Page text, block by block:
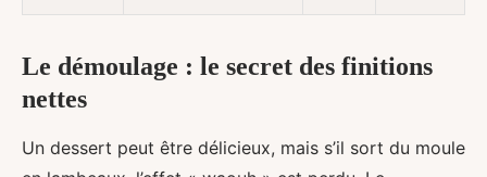
Le démoulage : le secret des finitions
nettes
Un dessert peut être délicieux, mais s’il sort du moule